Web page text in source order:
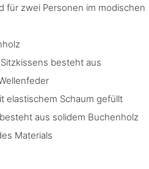
für zwei Personen im modischen
besteht aus
elastischem Schaum gefüllt
aus solidem Buchenholz
Materials